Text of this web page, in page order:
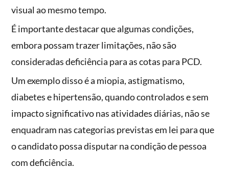
visual ao mesmo tempo.
É importante destacar que algumas condições,
embora possam trazer limitações, não são
consideradas deficiência para as cotas para PCD.
Um exemplo disso é a miopia, astigmatismo,
diabetes e hipertensão, quando controlados e sem
impacto significativo nas atividades diárias, não se
enquadram nas categorias previstas em lei para que
o candidato possa disputar na condição de pessoa
com deficiência.